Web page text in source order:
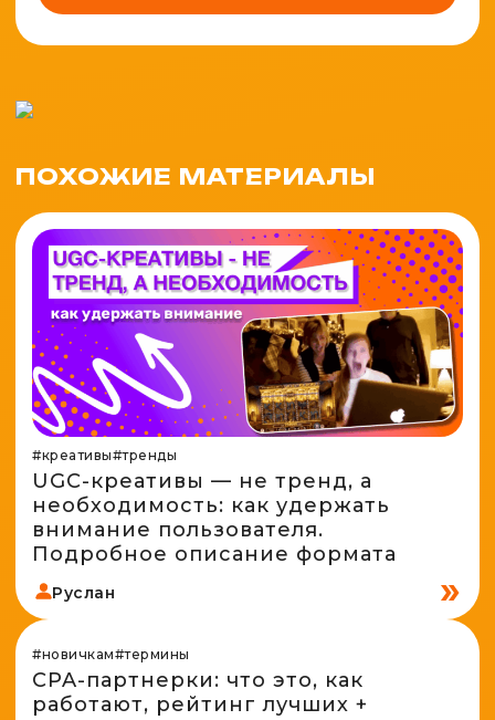
ПОХОЖИЕ МАТЕРИАЛЫ
#креативы#тренды
UGC-креативы — не тренд, а
необходимость: как удержать
внимание пользователя.
Подробное описание формата
Руслан
#новичкам#термины
CPA-партнерки: что это, как
работают, рейтинг лучших +